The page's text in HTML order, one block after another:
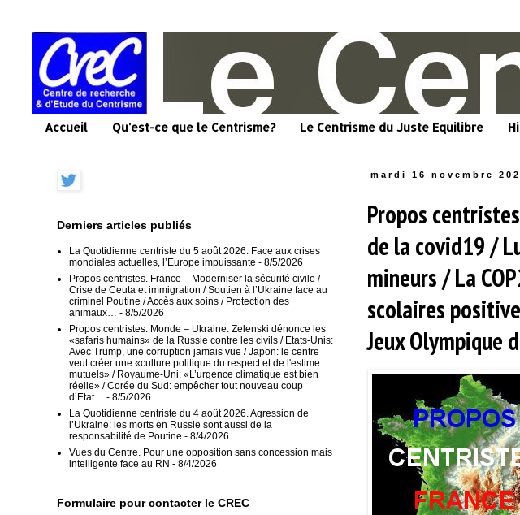
Accueil Qu'est-ce que le Centrisme? Le Centrisme du Juste Equilibre
mardi 16 novembre
Propos
de la covid19 /
mineurs / La
scolaires
Jeux Olympique
Derniers articles publiés
La Quotidienne centriste du 5 août 2026. Face aux crises
mondiales actuelles, l’Europe impuissante - 8/5/2026
Propos centristes. France – Moderniser la sécurité civile /
Crise de Ceuta et immigration / Soutien à l’Ukraine face au
criminel Poutine / Accès aux soins / Protection des
animaux…
- 8/5/2026
Propos centristes. Monde – Ukraine: Zelenski dénonce les
«safaris humains» de la Russie contre les civils / Etats-Unis:
Avec Trump, une corruption jamais vue / Japon: le centre
veut créer une «culture politique du respect et de l'estime
mutuels» / Royaume-Uni: «L’urgence climatique est bien
réelle» / Corée du Sud: empêcher tout nouveau coup
d’Etat…
- 8/5/2026
La Quotidienne centriste du 4 août 2026. Agression de
l’Ukraine: les morts en Russie sont aussi de la
responsabilité de Poutine - 8/4/2026
Vues du Centre. Pour une opposition sans concession mais
intelligente face au RN - 8/4/2026
Formulaire pour contacter le CREC